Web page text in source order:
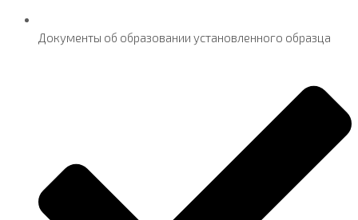
Документы об образовании установленного образца